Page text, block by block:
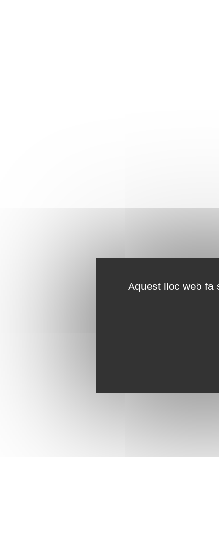
Aquest lloc web fa